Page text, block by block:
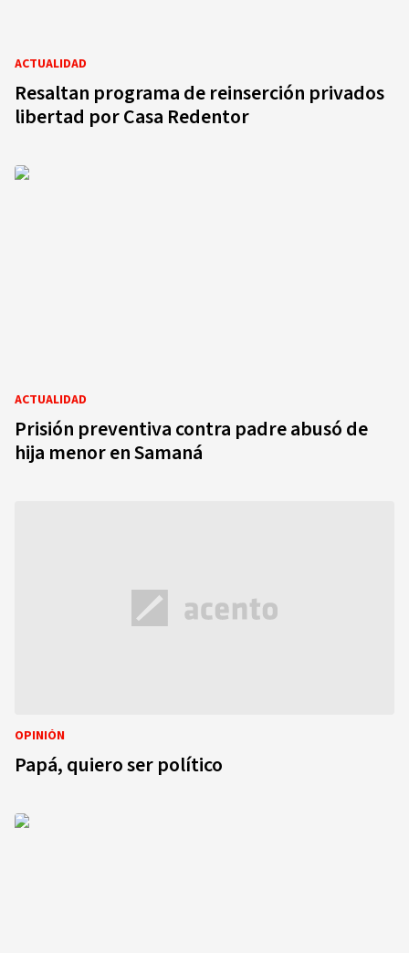
ACTUALIDAD
Resaltan programa de reinserción privados
libertad por Casa Redentor
ACTUALIDAD
Prisión preventiva contra padre abusó de
hija menor en Samaná
OPINIÓN
Papá, quiero ser político